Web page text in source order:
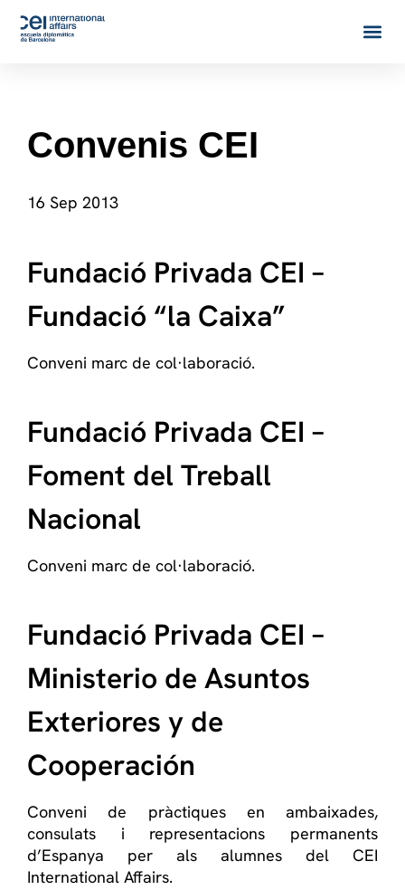
Convenis CEI
16 Sep 2013
Fundació Privada CEI –
Fundació “la Caixa”
Conveni marc de col·laboració.
Fundació Privada CEI –
Foment del Treball
Nacional
Conveni marc de col·laboració.
Fundació Privada CEI –
Ministerio de Asuntos
Exteriores y de
Cooperación
Conveni de pràctiques en ambaixades,
consulats i representacions permanents
d’Espanya per als alumnes del CEI
International Affairs.